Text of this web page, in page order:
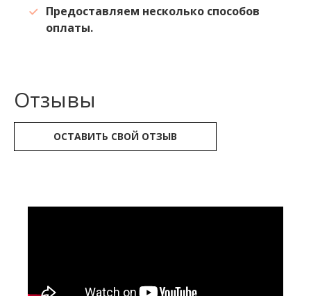
Предоставляем несколько способов
оплаты.
Отзывы
ОСТАВИТЬ СВОЙ ОТЗЫВ